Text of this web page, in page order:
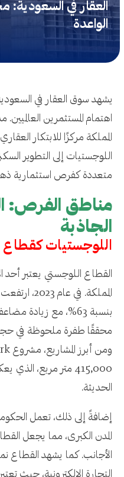
العقار في السعودية:
الواعدة
يشهد سوق العقار في
المملكة مركزًا للابتكار
اللوجستيات إلى التطوير
متعددة كفرص استثمارية
مناطق الفرص:
الجاذبة
اللوجستيات كقطاع
القطاع اللوجستي يعتبر أحد
المملكة. في
محققًا طفرة ملحوظة في
415,000 متر مربع،
الحديثة.
إضافةً إلى ذلك، تعمل
المدن الكبرى، مما يجعل
الأجانب. كما يشهد القطاع
التجارة الإلكترونية، حيث